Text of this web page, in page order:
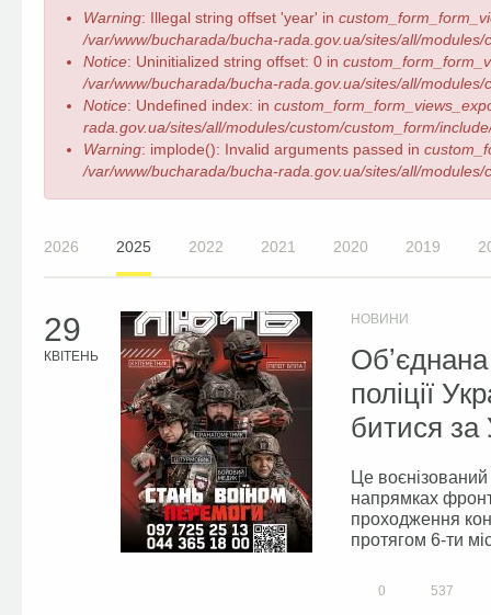
Повідомлення
про
помилку
Warning: Illegal string offset 'year' in
/var/www/bucharada/bucha-rada.gov.ua/sites/all/
Notice: Uninitialized string offset: 0 in
/var/www/bucharada/bucha-rada.gov.ua/sites/all/
Notice: Undefined index: in
rada.gov.ua/sites/all/modules/custom/custom_form/
Warning: implode(): Invalid arguments passed in
/var/www/bucharada/bucha-rada.gov.ua/sites/all/
2026 2025 2022 2021 2020 2019
29
КВІТЕНЬ
НОВИНИ
поліції
битися за
Це
напрямках
проходження
протягом 6-ти
0 537